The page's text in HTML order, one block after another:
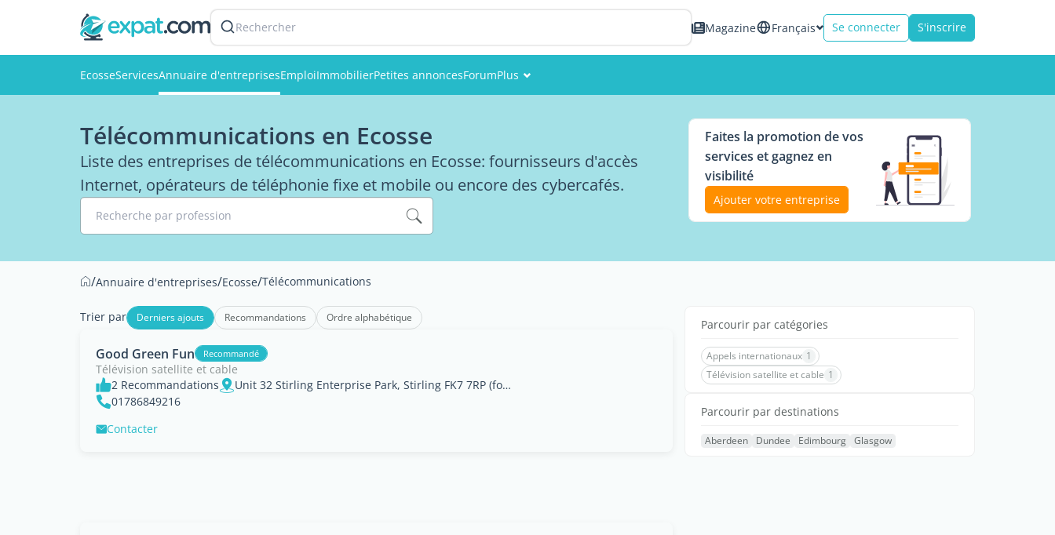
Rechercher Magazine Français Se connecter S'inscrire
EcosseServicesAnnuaire d'entreprisesEmploiImmobilierPetites annoncesForumPlus
Photos
Télécommunications en Ecosse
Liste des entreprises de télécommunications en Ecosse: fournisseurs d'accès
Internet, opérateurs de téléphonie fixe et mobile ou encore des cybercafés.
Recherche par profession
Faites la promotion de vos
services et gagnez en
visibilité
Ajouter votre entreprise
/Annuaire d'entreprises/Ecosse/Télécommunications
Trier par Derniers ajouts Recommandations Ordre alphabétique
Good Green Fun Recommandé
Télévision satellite et cable
2 Recommandations
Unit 32 Stirling Enterprise Park, Stirling FK7 7RP (for satnav use FK77WR)
01786849216
Contacter
Parcourir par catégories
Appels internationaux 1
Télévision satellite et cable 1
Parcourir par destinations
Aberdeen Dundee Edimbourg Glasgow